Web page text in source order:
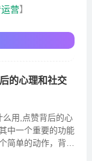
第1张"alt="为什么
营】
的心理和社交
用,点赞背后的心
中一个重要的功能
简单的动作，背后